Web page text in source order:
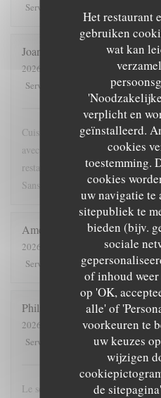
Het restaurant
gebruiken
wat kan
verplicht en
geïnstalleerd.
cookies
toestemming.
cookies
uw navigatie te
sitepubliek te
bieden (bijv.
sociale
of inhoud
op 'OK,
alle' of
voorkeuren te
uw keuzes
wijzigen
de
Service
Joana
2026-08-03
- 12:30 - Gasten 6
Service
Atmosfeer:5/5
Cuisine originale, subtile et
avec vue imprenable sur le bassin.
restauration engagée et raffinée,
Sans nul doute, le meilleur restau
Amelie
2026-08-04
- 12:45 - Gasten 12
Service
Atmosfeer: 5/5
Philippe
2026-08-03
- 20:00 - Gasten 3
Service
Atmosfeer: 5/5
Le souci de la recherche et du